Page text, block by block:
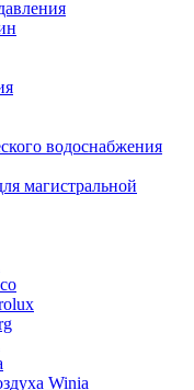
водоснабжения
магистральной
Winia